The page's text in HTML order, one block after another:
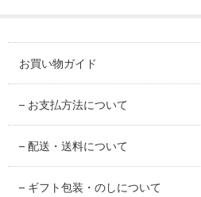
MAGNIFIER
カテゴリ別
BY CATEGORY
皿・プレート
お買い物ガイド
– お支払方法について
– 配送・送料について
– ギフト包装・のしについて